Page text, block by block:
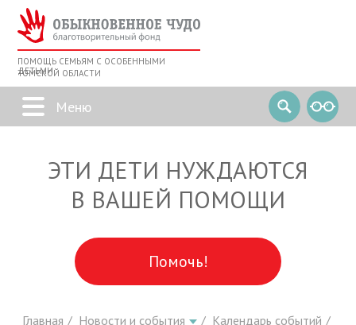
ПОМОЩЬ СЕМЬЯМ С ОСОБЕННЫМИ
ДЕТЬМИ
ТОМСКОЙ ОБЛАСТИ
ЭТИ ДЕТИ НУЖДАЮТСЯ
В ВАШЕЙ ПОМОЩИ
Помочь!
Главная Новости и события
Календарь событий